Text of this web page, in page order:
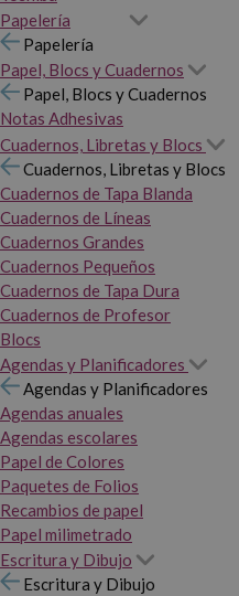
Papelería
Papelería
Papel, Blocs y Cuadernos
Papel, Blocs y Cuadernos
Notas Adhesivas
Cuadernos, Libretas y Blocs
Cuadernos, Libretas y Blocs
Cuadernos de Tapa Blanda
Cuadernos de Líneas
Cuadernos Grandes
Cuadernos Pequeños
Cuadernos de Tapa Dura
Cuadernos de Profesor
Blocs
Agendas y Planificadores
Agendas y Planificadores
Agendas anuales
Agendas escolares
Papel de Colores
Paquetes de Folios
Recambios de papel
Papel milimetrado
Escritura y Dibujo
Escritura y Dibujo